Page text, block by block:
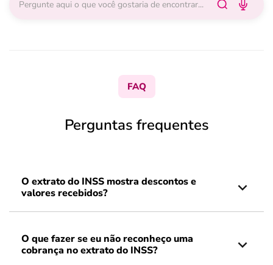
FAQ
Perguntas frequentes
O extrato do INSS mostra descontos e
valores recebidos?
O que fazer se eu não reconheço uma
cobrança no extrato do INSS?